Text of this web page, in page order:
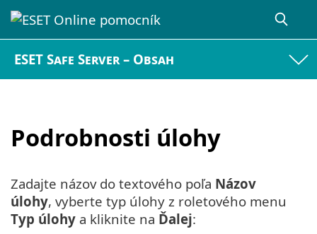
ESET Safe Server – Obsah
Podrobnosti úlohy
Zadajte názov do textového poľa Názov
úlohy, vyberte typ úlohy z roletového menu
Typ úlohy a kliknite na Ďalej: